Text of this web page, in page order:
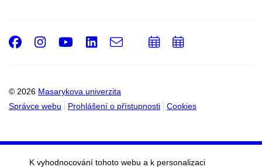
© 2026 Masarykova univerzita
Správce webu
Prohlášení o přístupnosti Cookies
Facebook
Instagram
Youtube
LinkedIn
e-
PřidatPřidat
K vyhodnocování tohoto webu a k personalizaci